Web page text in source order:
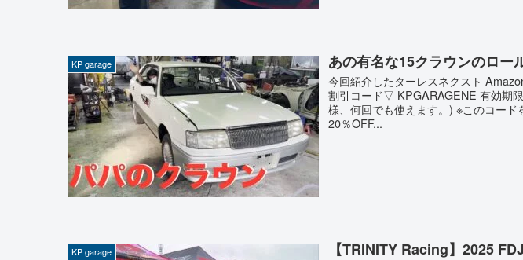
KP garage あの有名な15クラウンのロー
今回紹介したターレスネクスト
割引コード▽ KPGARAGENE 有効期
様、何回でも使えます。) ※このコード
20％OFF...
KP garage 【TRINITY Racing】2025